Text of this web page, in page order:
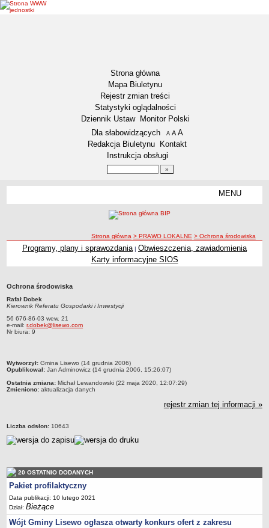
Strona główna
Mapa Biuletynu
Rejestr zmian treści
Statystyki oglądalności
Dziennik Ustaw
Monitor Polski
Menu dodatkowe
Dla słabowidzących A pomniejsz czcionkę
A standardowy rozmiar czcionki
A
Redakcja Biuletynu
Kontakt
Instrukcja obsługi
MENU
INFORMACJA DLA OSÓB NIESŁYSZĄCYCH
Ogłoszenia
Lokalizacja
Podstawowe informacje
Dane statystyczne
Związki i stowarzyszenia
Gminne Spółki
Raport o stanie Gminy
Rejestr instytucji kultury
URZĄD GMINY
Wójt
Zastępca Wójta
Urząd gminy
ścieżka nawigacji
Strona główna > PRAWO LOKALNE > Ochrona środowiska
Programy, plany i sprawozdania | Obwieszczenia, zawiadomienia
Karty informacyjne SIOS
Ochrona środowiska
Rafał Dobek
Kierownik Referatu Gospodarki i Inwestycji
56 676-86-03 wew. 21
e-mail:r.dobek@lisewo.com
Nr biura: 9
metryczka
Wytworzył: Gmina Lisewo (14 grudnia 2006)
Opublikował: Jan Adminowicz (14 grudnia 2006, 15:26:07)
Ostatnia zmiana: Michał Lewandowski (22 maja 2020, 12:07:29)
Zmieniono: aktualizacja danych
rejestr zmian tej informacji »
Liczba odsłon: 10643
20 OSTATNIO DODANYCH
Pakiet profilaktyczny
Data publikacji: 10 lutego 2021
Dział:Bieżące
Wójt Gminy Lisewo ogłasza otwarty konkurs ofert z zakresu